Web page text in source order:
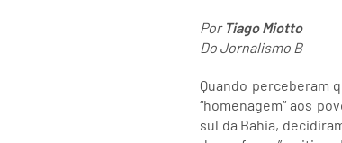
Por Tiago Miotto
Do Jornalismo B
Quando perceberam
“homenagem” aos
sul da Bahia,